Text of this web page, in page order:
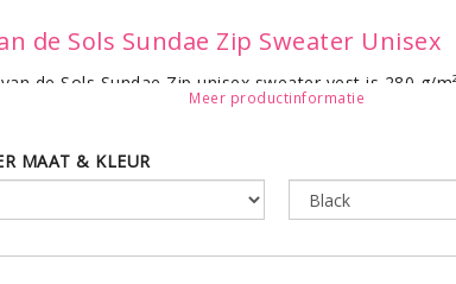
de Sols Sundae Zip Sweater Unisex
de Sols Sundae Zip unisex sweater vest is 280 g/
enige uitgevoerd met lange 65% polyester- 35%
mooie sierstiksels.
• Geborstelde binnenzijde • Rechtopstaande kraag •
Meer productinformatie
MAAT & KLEUR